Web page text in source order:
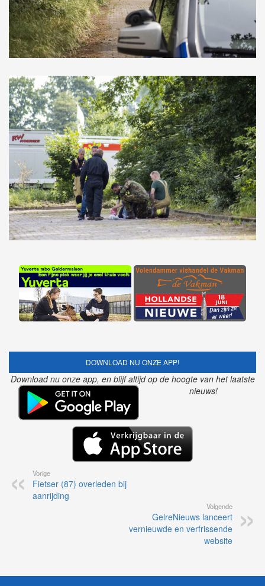
DOWNLOAD NU ONZE APP!
Download nu onze app, en blijf altijd op de hoogte van het laatste
nieuws!
Vorige
Fietser (87) overleden bij
aanrijding
Volgende
GelreNieuws lanceert
vernieuwde en verfrissende
website